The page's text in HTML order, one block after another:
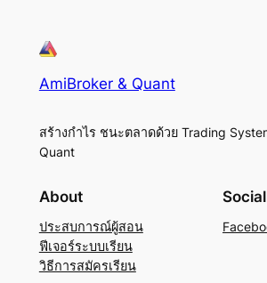
AmiBroker & Quant
สร้างกำไร ชนะตลาดด้วย Trading
Quant
About
ประสบการณ์ผู้สอน
ฟีเจอร์ระบบเรียน
วิธีการสมัครเรียน
Social